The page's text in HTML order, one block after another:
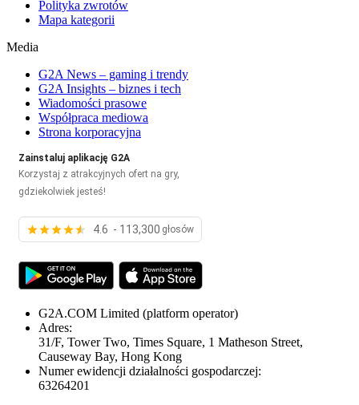
Polityka zwrotów
Mapa kategorii
Media
G2A News – gaming i trendy
G2A Insights – biznes i tech
Wiadomości prasowe
Współpraca mediowa
Strona korporacyjna
Zainstaluj aplikację G2A
Korzystaj z atrakcyjnych ofert na gry,
gdziekolwiek jesteś!
4.6 - 113,300 głosów
G2A.COM Limited (platform operator)
Adres:
31/F, Tower Two, Times Square, 1 Matheson Street,
Causeway Bay, Hong Kong
Numer ewidencji działalności gospodarczej:
63264201